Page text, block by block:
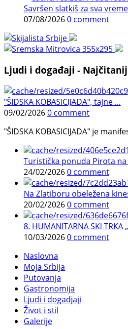
Savršen slatkiš za sva
07/08/20260 comment
Ljudi i događaji -
"ŠIDSKA KOBASICIJADA", tajne ...
09/02/20260 comment
"ŠIDSKA KOBASICIJADA" je
Turistička ponuda Pirota na
24/02/20260 comment
Na Zlatiboru obeležena
20/02/20260 comment
8. HUMANITARNA SKI TRKA
10/03/20260 comment
Naslovna
Moja Srbija
Putovanja
Gastronomija
Ljudi i dogadjaji
Život i stil
Galerije